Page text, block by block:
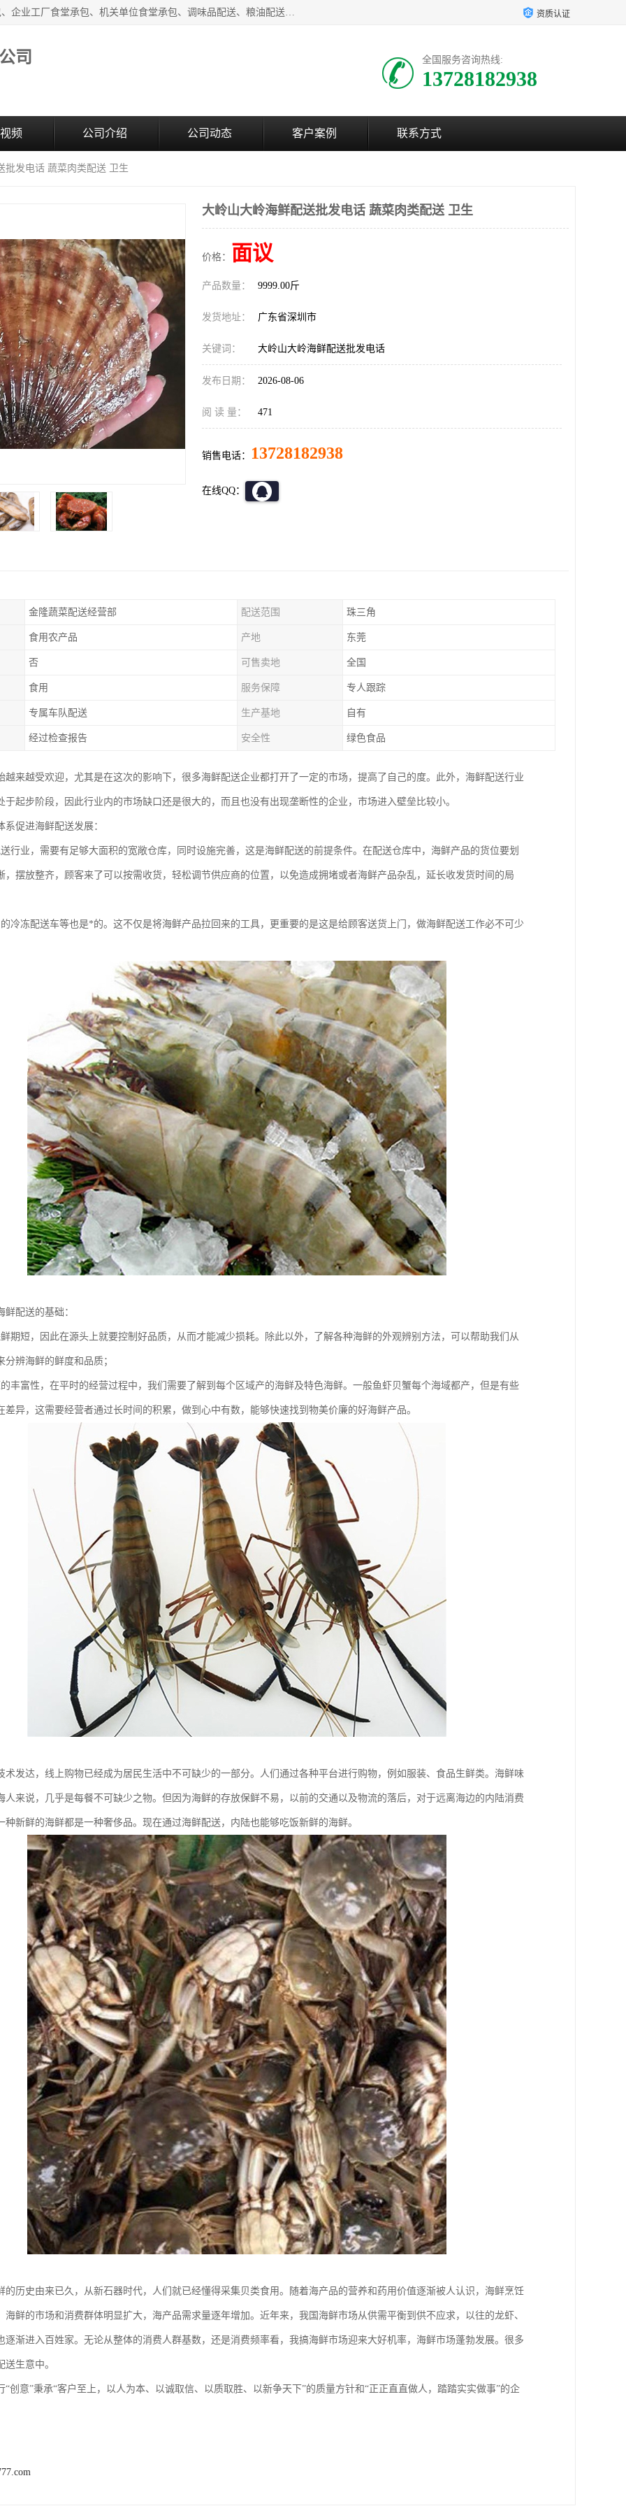
东莞市康隆膳食管理有限公司主要从事：蔬菜配送、食堂承包、企业工厂食堂承包、机关单位食堂承包、调味品配送、粮油配送、干货配送、副食配送、水果配送、海鲜配送等业务，东莞蔬菜配送电话，咨询在线客服。 资质认证
司 全国服务咨询热线:
13728182938
频 公司介绍 公司动态 客户案例 联系方式
发电话 蔬菜肉类配送 卫生
大岭山大岭海鲜配送批发电话 蔬菜肉类配送 卫生
价格： 面议
产品数量： 9999.00斤
发货地址： 广东省深圳市
关键词： 大岭山大岭海鲜配送批发电话
发布日期： 2026-08-06
阅 读 量： 471
销售电话： 13728182938
在线QQ：
金隆蔬菜配送经营部 配送范围 珠三角
食用农产品 产地 东莞
否 可售卖地 全国
食用 服务保障 专人跟踪
专属车队配送 生产基地 自有
经过检查报告 安全性 绿色食品
越来越受欢迎，尤其是在这次的影响下，很多海鲜配送企业都打开了一定的市场，提高了自己的度。此外，海鲜配送行业
于起步阶段，因此行业内的市场缺口还是很大的，而且也没有出现垄断性的企业，市场进入壁垒比较小。
系促进海鲜配送发展：
行业，需要有足够大面积的宽敞仓库，同时设施完善，这是海鲜配送的前提条件。在配送仓库中，海鲜产品的货位要划
，摆放整齐，顾客来了可以按需收货，轻松调节供应商的位置，以免造成拥堵或者海鲜产品杂乱，延长收发货时间的局
冷冻配送车等也是*的。这不仅是将海鲜产品拉回来的工具，更重要的是这是给顾客送货上门，做海鲜配送工作必不可少
鲜配送的基础：
期短，因此在源头上就要控制好品质，从而才能减少损耗。除此以外，了解各种海鲜的外观辨别方法，可以帮助我们从
分辨海鲜的鲜度和品质；
丰富性，在平时的经营过程中，我们需要了解到每个区域产的海鲜及特色海鲜。一般鱼虾贝蟹每个海域都产，但是有些
差异，这需要经营者通过长时间的积累，做到心中有数，能够快速找到物美价廉的好海鲜产品。
术发达，线上购物已经成为居民生活中不可缺少的一部分。人们通过各种平台进行购物，例如服装、食品生鲜类。海鲜味
人来说，几乎是每餐不可缺少之物。但因为海鲜的存放保鲜不易，以前的交通以及物流的落后，对于远离海边的内陆消费
种新鲜的海鲜都是一种奢侈品。现在通过海鲜配送，内陆也能够吃饭新鲜的海鲜。
的历史由来已久，从新石器时代，人们就已经懂得采集贝类食用。随着海产品的营养和药用价值逐渐被人认识，海鲜烹饪
海鲜的市场和消费群体明显扩大，海产品需求量逐年增加。近年来，我国海鲜市场从供需平衡到供不应求，以往的龙虾、
逐渐进入百姓家。无论从整体的消费人群基数，还是消费频率看，我搞海鲜市场迎来大好机率，海鲜市场蓬勃发展。很多
送生意中。
“创意”秉承“客户至上，以人为本、以诚取信、以质取胜、以新争天下”的质量方针和“正正直直做人，踏踏实实做事”的企